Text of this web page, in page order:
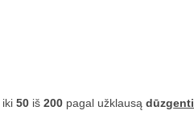
iki50 iš200 pagal užklausądūzgenti